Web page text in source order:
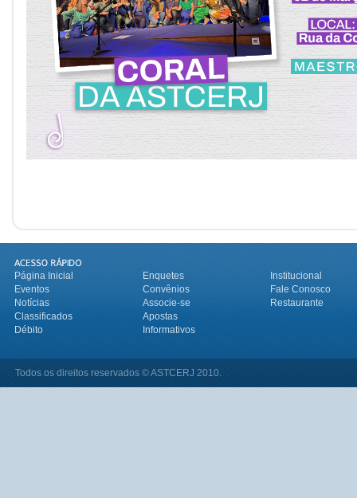
Página Inicial Enquetes
Institucional
Eventos
Convênios
Fale Conosco
Notícias
Associe-se
Restaurante
Classificados
Apostas
Débito
Informativos
Todos os direitos reservados © ASTCERJ 2010.